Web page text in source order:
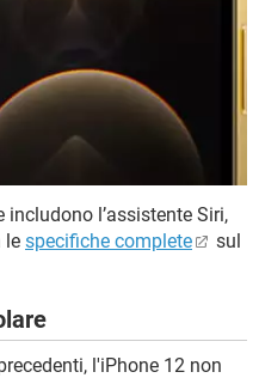
l’assistente Siri,
le specifiche complete
sul
l'iPhone 12 non